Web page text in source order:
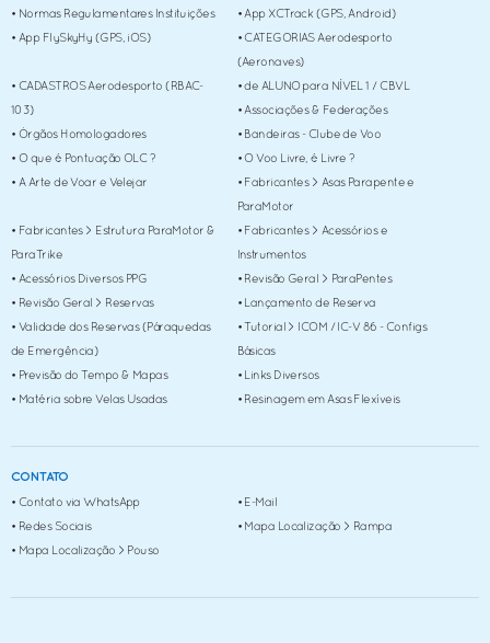
• Normas Regulamentares Instituições • App XCTrack (GPS, Android)
• App FlySkyHy (GPS, iOS) • CATEGORIAS Aerodesporto
(Aeronaves)
• CADASTROS Aerodesporto (RBAC-
103)
• de ALUNO para NÍVEL 1 / CBVL
• Associações & Federações
• Órgãos Homologadores • Bandeiras - Clube de Voo
• O que é Pontuação OLC ? • O Voo Livre, é Livre ?
• A Arte de Voar e Velejar • Fabricantes > Asas Parapente e
ParaMotor
• Fabricantes > Estrutura ParaMotor &
ParaTrike
• Fabricantes > Acessórios e
Instrumentos
• Acessórios Diversos PPG • Revisão Geral > ParaPentes
• Revisão Geral > Reservas • Lançamento de Reserva
• Validade dos Reservas (Páraquedas
de Emergência)
• Tutorial > ICOM / IC-V 86 - Configs
Básicas
• Previsão do Tempo & Mapas • Links Diversos
• Matéria sobre Velas Usadas • Resinagem em Asas Flexíveis
CONTATO
• Contato via WhatsApp • E-Mail
• Redes Sociais • Mapa Localização > Rampa
• Mapa Localização > Pouso